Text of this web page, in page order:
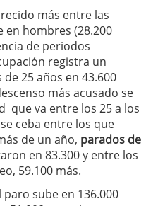
más entre las
en hombres (28.200
de periodos
registra un
25 años en 43.600
más acusado se
que va entre los 25 a los
ceba entre los que
de un año, parados de
en 83.300 y entre los
59.100 más.
sube en 136.000